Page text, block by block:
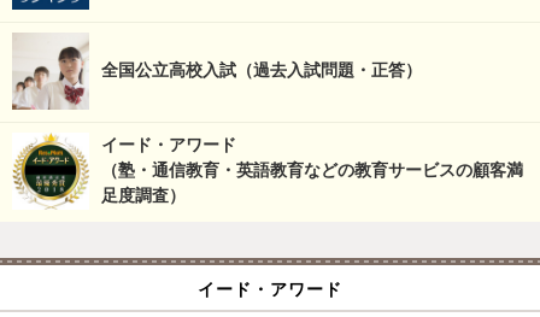
全国公立高校入試（過去入試問題・正答）
イード・アワード
（塾・通信教育・英語教育などの教育サービスの顧客満
足度調査）
イード・アワード